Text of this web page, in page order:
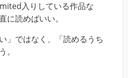
入りしている作品な
に読めばいい。
」ではなく、「読めるうち
。